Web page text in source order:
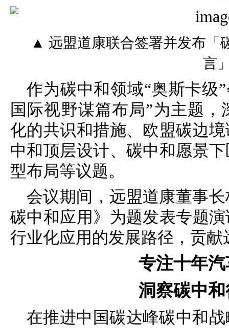
▲ 远盟道康联合签署并发布「
言
作为碳中和领域“奥斯卡级
国际视野谋篇布局”为主题
化的共识和措施、欧盟碳边
中和顶层设计、碳中和愿景
型布局等议题。
会议期间，远盟道康董事
碳中和应用》为题发表专题
行业化应用的发展路径，贡
专注十年
洞察碳中
在推进中国碳达峰碳中和